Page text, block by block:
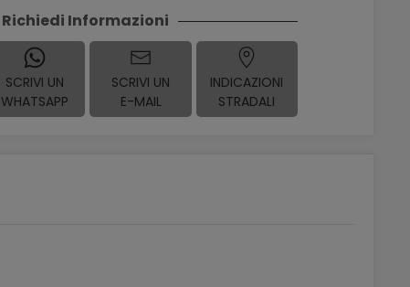
Richiedi Informazioni
SCRIVI UN
WHATSAPP
SCRIVI UN
E-MAIL
INDICAZIONI
STRADALI